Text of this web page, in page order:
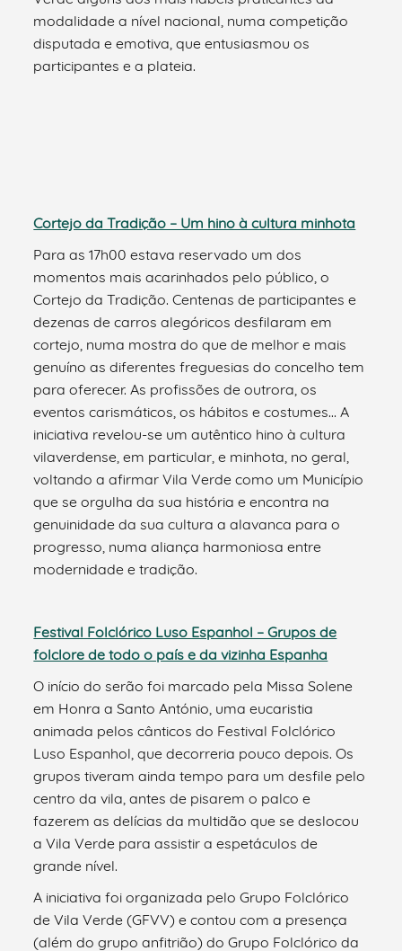
modalidade a nível nacional, numa competição
disputada e emotiva, que entusiasmou os
participantes e a plateia.
Cortejo da Tradição – Um hino à cultura minhota
Para as 17h00 estava reservado um dos
momentos mais acarinhados pelo público, o
Cortejo da Tradição. Centenas de participantes e
dezenas de carros alegóricos desfilaram em
cortejo, numa mostra do que de melhor e mais
genuíno as diferentes freguesias do concelho tem
para oferecer. As profissões de outrora, os
eventos carismáticos, os hábitos e costumes… A
iniciativa revelou-se um autêntico hino à cultura
vilaverdense, em particular, e minhota, no geral,
voltando a afirmar Vila Verde como um Município
que se orgulha da sua história e encontra na
genuinidade da sua cultura a alavanca para o
progresso, numa aliança harmoniosa entre
modernidade e tradição.
Festival Folclórico Luso Espanhol – Grupos de
folclore de todo o país e da vizinha Espanha
O início do serão foi marcado pela Missa Solene
em Honra a Santo António, uma eucaristia
animada pelos cânticos do Festival Folclórico
Luso Espanhol, que decorreria pouco depois. Os
grupos tiveram ainda tempo para um desfile pelo
centro da vila, antes de pisarem o palco e
fazerem as delícias da multidão que se deslocou
a Vila Verde para assistir a espetáculos de
grande nível.
A iniciativa foi organizada pelo Grupo Folclórico
de Vila Verde (GFVV) e contou com a presença
(além do grupo anfitrião) do Grupo Folclórico da